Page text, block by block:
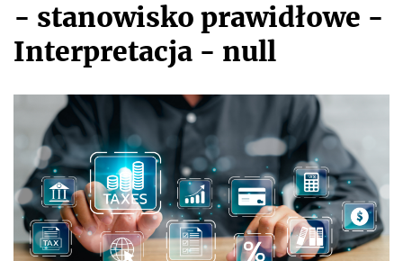
- stanowisko prawidłowe -
Interpretacja - null